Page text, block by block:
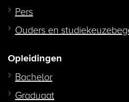
Pers
Ouders en
Opleidingen
Bachelor
Graduaat